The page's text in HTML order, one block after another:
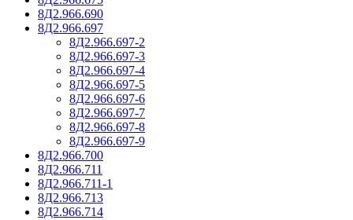
8Д2.966.690
8Д2.966.697
8Д2.966.697-2
8Д2.966.697-3
8Д2.966.697-4
8Д2.966.697-5
8Д2.966.697-6
8Д2.966.697-7
8Д2.966.697-8
8Д2.966.697-9
8Д2.966.700
8Д2.966.711
8Д2.966.711-1
8Д2.966.713
8Д2.966.714